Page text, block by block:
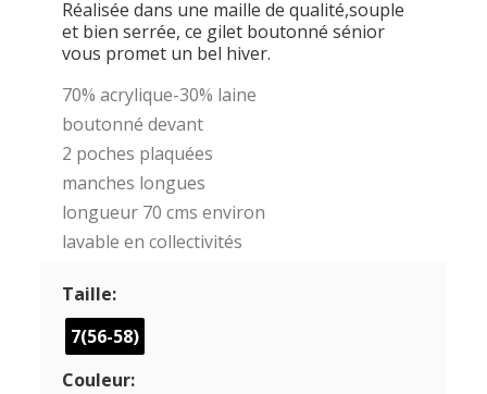
Réalisée dans une maille de qualité,souple
et bien serrée, ce gilet boutonné sénior
vous promet un bel hiver.
70% acrylique-30% laine
boutonné devant
2 poches plaquées
manches longues
longueur 70 cms environ
lavable en collectivités
Taille:
7(56-58)
Couleur: